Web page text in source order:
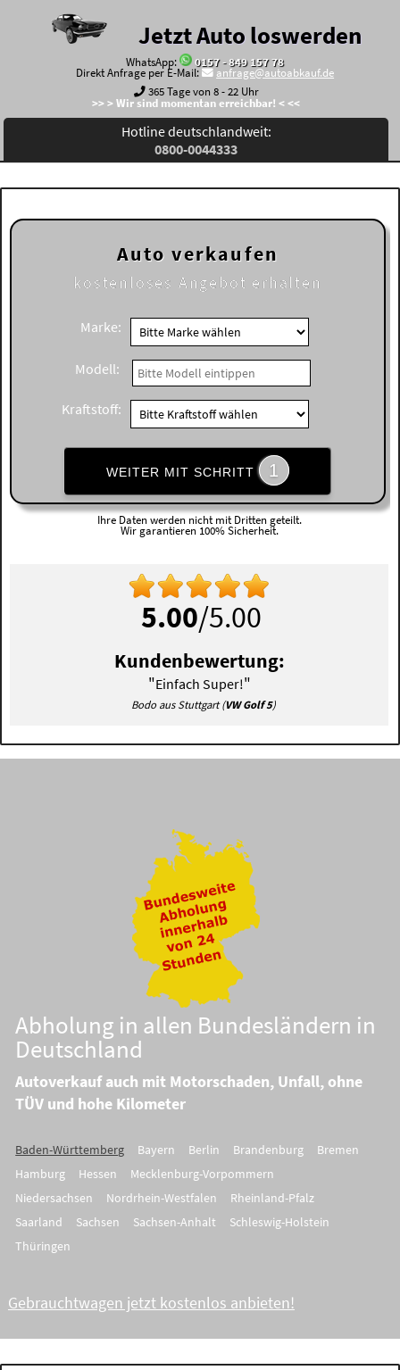
Jetzt Auto loswerden
WhatsApp:
0157 - 849 157 78
Direkt Anfrage per E-Mail:
anfrage@autoabkauf.de
365 Tage von 8 - 22 Uhr
>> > Wir sind momentan erreichbar! < <<
Hotline deutschlandweit:
0800-0044333
Auto verkaufen
kostenloses Angebot erhalten
Marke:
Modell:
Kraftstoff:
WEITER MIT SCHRITT 1
Ihre Daten werden nicht mit Dritten geteilt.
Wir garantieren 100% Sicherheit.
5.00/5.00
Kundenbewertung:
"Einfach Super!"
Bodo aus Stuttgart (VW Golf 5)
Abholung in allen Bundesländern in
Deutschland
Autoverkauf auch mit Motorschaden, Unfall, ohne
TÜV und hohe Kilometer
Baden-Württemberg Bayern Berlin Brandenburg
Bremen
Hamburg
Hessen
Mecklenburg-Vorpommern
Niedersachsen
Nordrhein-Westfalen
Rheinland-Pfalz
Saarland
Sachsen Sachsen-Anhalt
Schleswig-Holstein
Thüringen
Gebrauchtwagen jetzt kostenlos anbieten!